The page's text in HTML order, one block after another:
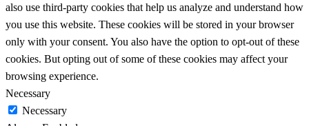
also use third-party cookies that help us analyze and understand how
you use this website. These cookies will be stored in your browser
only with your consent. You also have the option to opt-out of these
cookies. But opting out of some of these cookies may affect your
browsing experience.
Necessary
Necessary